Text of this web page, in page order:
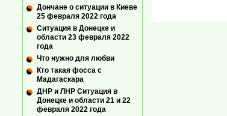
Дончане о ситуации в Киеве
25 февраля 2022 года
Ситуация в Донецке и
области 23 февраля 2022
года
Что нужно для любви
Кто такая фосса с
Мадагаскара
ДНР и ЛНР Ситуация в
Донецке и области 21 и 22
февраля 2022 года